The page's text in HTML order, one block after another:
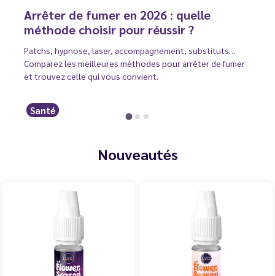
Arrêter de fumer en 2026 : quelle
méthode choisir pour réussir ?
Patchs, hypnose, laser, accompagnement, substituts…
Comparez les meilleures méthodes pour arrêter de fumer
et trouvez celle qui vous convient.
Santé
Nouveautés